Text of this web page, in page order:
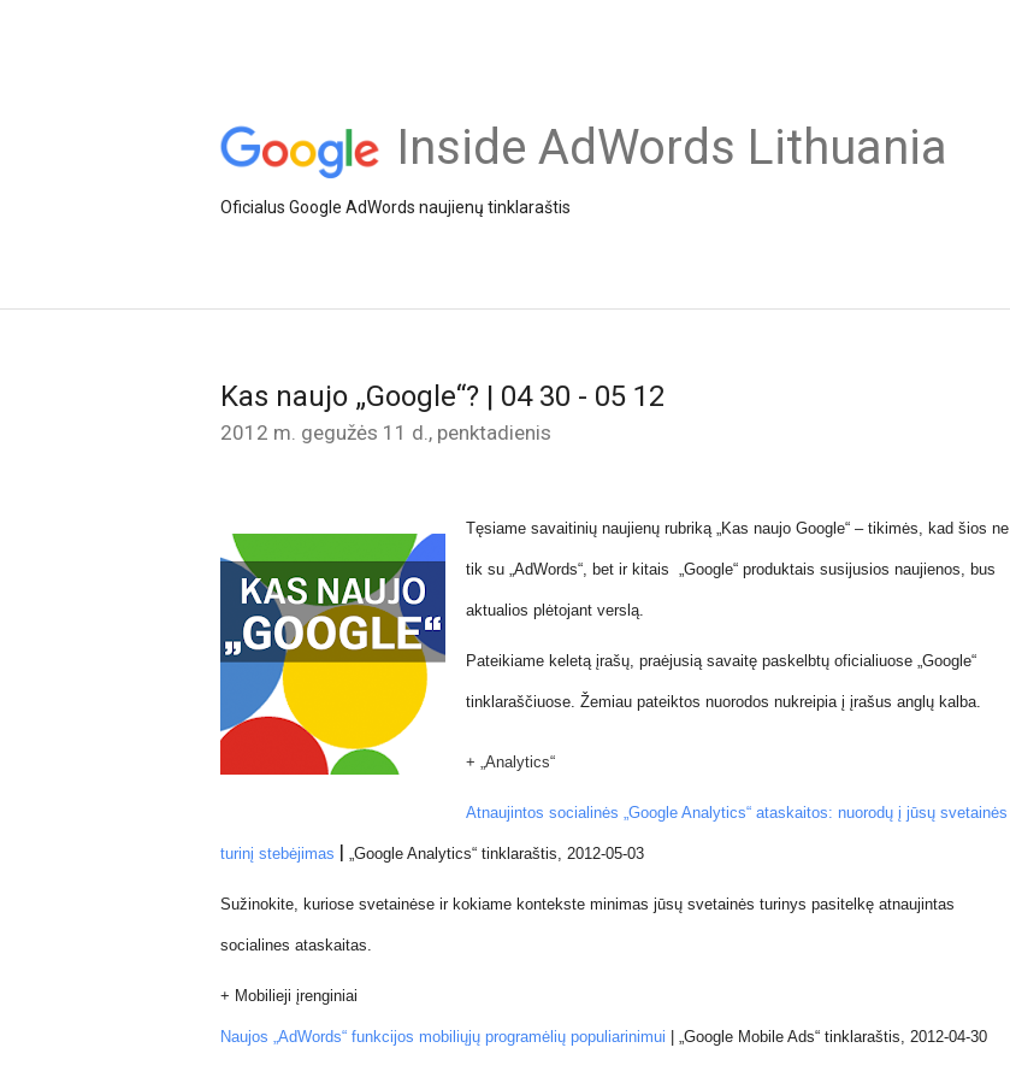
Inside AdWords Lithuania
Oficialus Google AdWords naujienų tinklaraštis
Kas naujo „Google“? | 04 30 - 05 12
2012 m. gegužės 11 d., penktadienis
Tęsiame savaitinių naujienų rubriką „Kas naujo Google“ – tikimės, kad šios ne
tik su „AdWords“, bet ir kitais „Google“ produktais susijusios naujienos, bus
aktualios plėtojant verslą.
Pateikiame keletą įrašų, praėjusią savaitę paskelbtų oficialiuose „Google“
tinklaraščiuose. Žemiau pateiktos nuorodos nukreipia į įrašus anglų kalba.
+ „Analytics“
Atnaujintos socialinės „Google Analytics“ ataskaitos: nuorodų į jūsų svetainės
turinį stebėjimas | „Google Analytics“ tinklaraštis, 2012-05-03
Sužinokite, kuriose svetainėse ir kokiame kontekste minimas jūsų svetainės turinys pasitelkę atnaujintas
socialines ataskaitas.
+ Mobilieji įrenginiai
Naujos „AdWords“ funkcijos mobiliųjų programėlių populiarinimui „Google Mobile Ads“ tinklaraštis, 2012-04-30